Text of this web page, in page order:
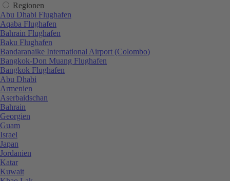
Regionen
Abu Dhabi Flughafen
Aqaba Flughafen
Bahrain Flughafen
Baku Flughafen
Bandaranaike International Airport (Colombo)
Bangkok-Don Muang Flughafen
Bangkok Flughafen
Abu Dhabi
Armenien
Aserbaidschan
Bahrain
Georgien
Guam
Israel
Japan
Jordanien
Katar
Kuwait